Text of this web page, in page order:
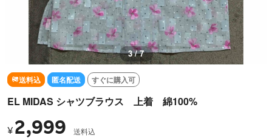
3 / 7
送料込 匿名配送 すぐに購入可
EL MIDAS シャツブラウス 上着 綿100%
¥ 2,999 送料込